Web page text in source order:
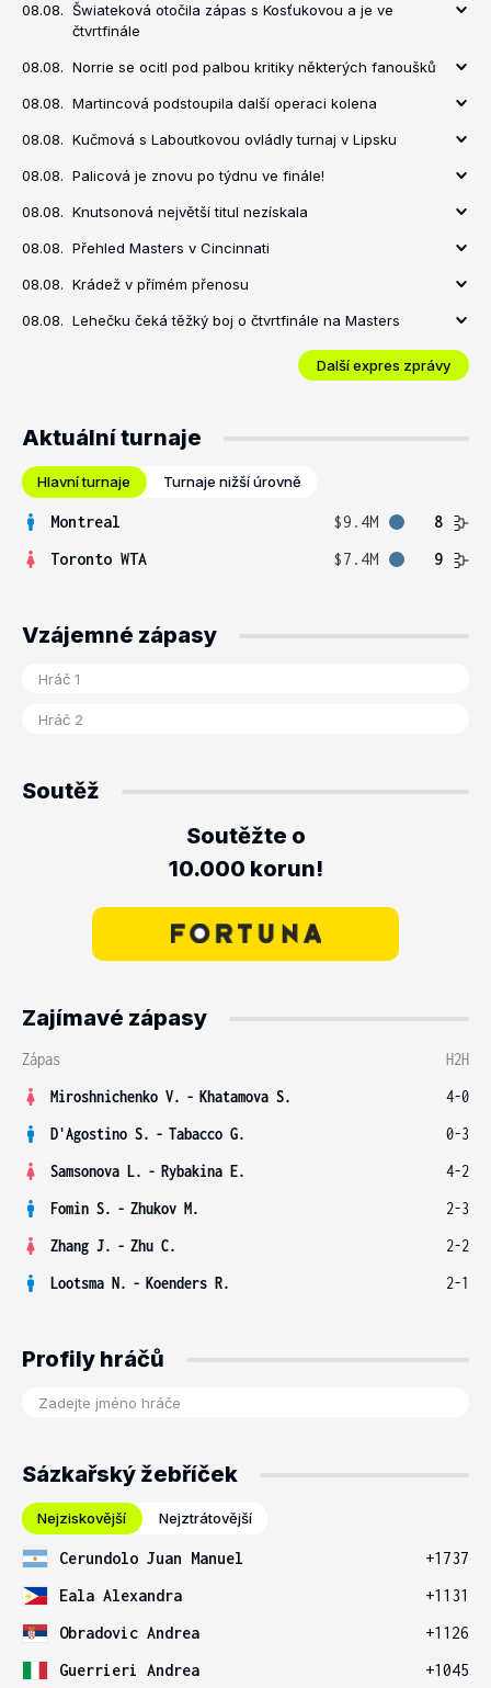
08.08. Šwiateková otočila zápas s Kosťukovou a je ve
čtvrtfinále
08.08. Norrie se ocitl pod palbou kritiky některých fanoušků
08.08. Martincová podstoupila další operaci kolena
08.08. Kučmová s Laboutkovou ovládly turnaj v Lipsku
08.08. Palicová je znovu po týdnu ve finále!
08.08. Knutsonová největší titul nezískala
08.08. Přehled Masters v Cincinnati
08.08. Krádež v přímém přenosu
08.08. Lehečku čeká těžký boj o čtvrtfinále na Masters
Další expres zprávy
Aktuální turnaje
Hlavní turnaje Turnaje nižší úrovně
Montreal $9.4M
8
Toronto WTA
$7.4M 9
Vzájemné zápasy
Soutěž
Soutěžte o
10.000 korun!
Zajímavé zápasy
Zápas
H2H
Miroshnichenko V. - Khatamova S.
4-0
D'Agostino S. - Tabacco G.
0-3
Samsonova L. - Rybakina E.
4-2
Fomin S. - Zhukov M.
2-3
Zhang J. - Zhu C.
2-2
Lootsma N. - Koenders R. 2-1
Profily hráčů
Sázkařský žebříček
Nejziskovější Nejztrátovější
Cerundolo Juan Manuel
+1737
Eala Alexandra
+1131
Obradovic Andrea
+1126
Guerrieri Andrea
+1045